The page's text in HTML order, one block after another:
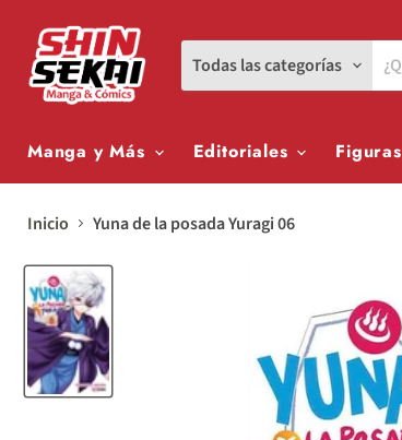
Todas las categorías
Manga y Más Editoriales Figuras
Inicio Yuna de la posada Yuragi 06